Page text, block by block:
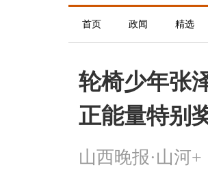
首页 政闻 精选
轮椅少年张
正能量特别
山西晚报·山河+